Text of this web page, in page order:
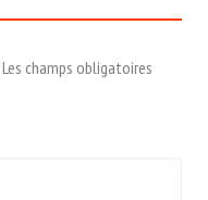
Les champs obligatoires